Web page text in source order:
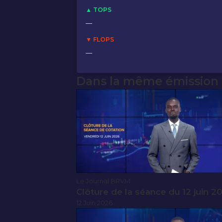
▲ TOPS
—
▼ FLOPS
—
Dans la même émission
Le Journal BRVM
Clôture de la séance du 12 juin